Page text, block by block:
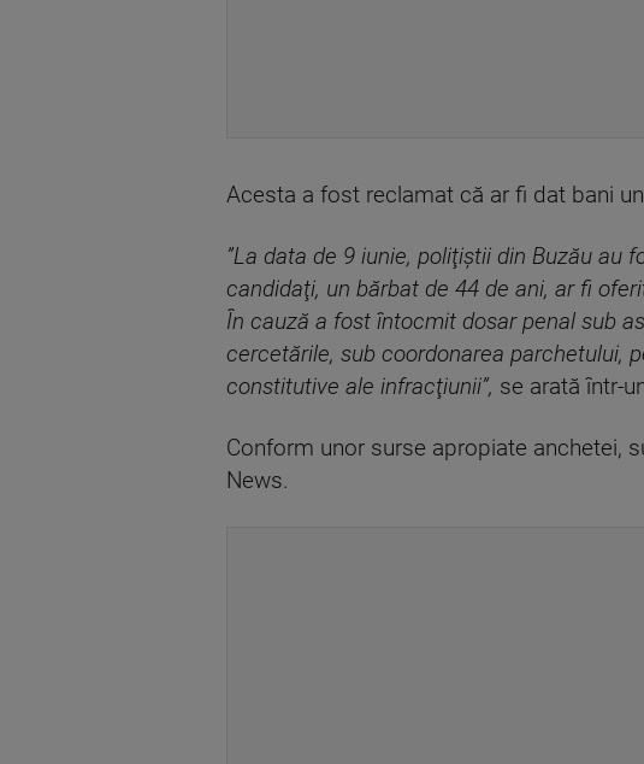
Acesta a fost reclamat că ar fi dat bani
”La data de 9 iunie, poliţiştii din Buzău au
candidaţi, un bărbat de 44 de ani, ar fi
În cauză a fost întocmit dosar penal sub
cercetările, sub coordonarea parchetului,
constitutive ale infracţiunii”, se arată într-
Conform unor surse apropiate anchetei,
News.